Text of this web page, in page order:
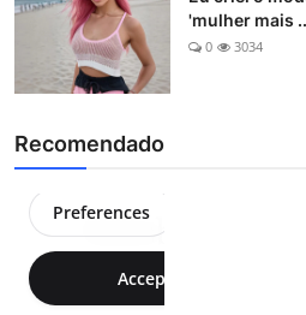
'mulher mais
0 3034
Recomendado